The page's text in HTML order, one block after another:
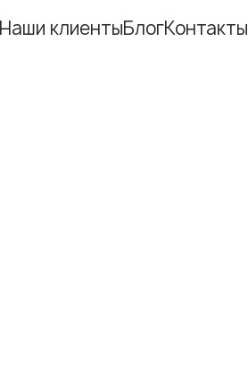
Наши клиентыБлогКонтакты